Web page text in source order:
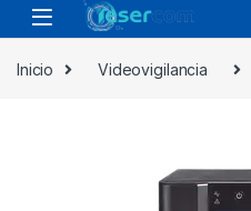
Inicio Videovigilancia